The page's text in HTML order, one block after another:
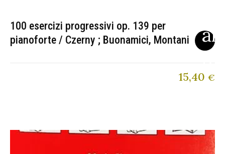
100 esercizi progressivi op. 139 per
pianoforte / Czerny ; Buonamici, Montani
15,40 €